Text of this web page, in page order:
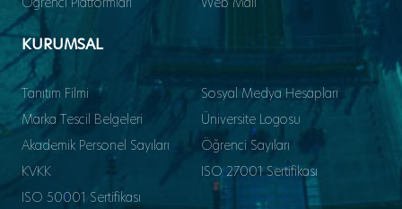
KURUMSAL
Tanıtım Filmi
Sosyal Medya Hesapları
Marka Tescil Belgeleri
Üniversite Logosu
Akademik Personel Sayıları
Öğrenci Sayıları
KVKK
ISO 27001 Sertifikası
ISO 50001 Sertifikası